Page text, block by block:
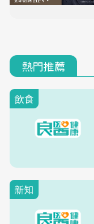
熱門推薦
飲食
新知